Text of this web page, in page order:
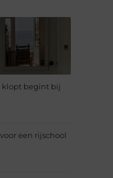
klopt begint bij
een rijschool